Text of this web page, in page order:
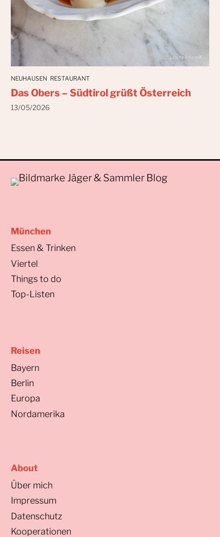
NEUHAUSEN RESTAURANT
Das Obers – Südtirol grüßt Österreich
13/05/2026
München
Essen & Trinken
Viertel
Things to do
Top-Listen
Reisen
Bayern
Berlin
Europa
Nordamerika
About
Über mich
Impressum
Datenschutz
Kooperationen